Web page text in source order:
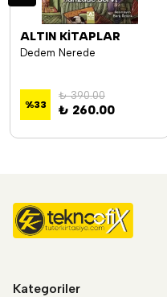
ALTIN KİTAPLAR
Dedem Nerede
%33
₺ 390.00
₺ 260.00
Kategoriler